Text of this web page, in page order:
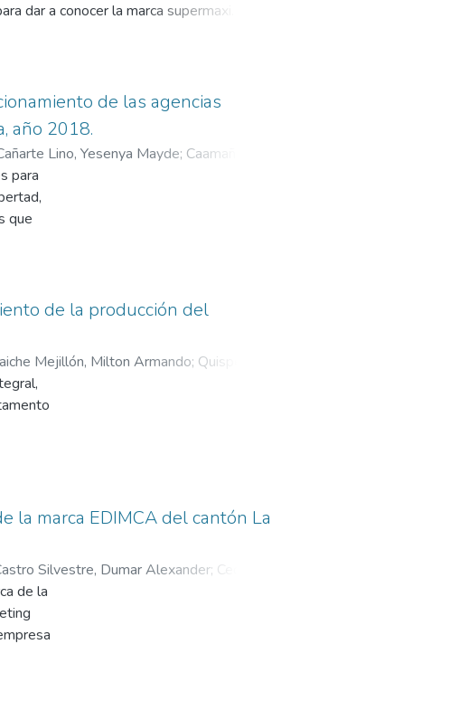
dar a conocer la marca supermaxi.
la obtención de información se
general de este trabajo de titulación. En
en las personas encuestadas en las que
de observación determinó algo muy
es muy acogedor y servicial hacia el
y por último siempre tienen
en estos momentos el
de ventas es una de las
de las agencias
año 2018.
Lino, Yesenya Mayde; Caamaño
para
que
e
de la producción del
Mejillón, Milton Armando; Quispe
de
del
para
la marca EDIMCA del cantón La
Silvestre, Dumar Alexander; Cedeño
de la